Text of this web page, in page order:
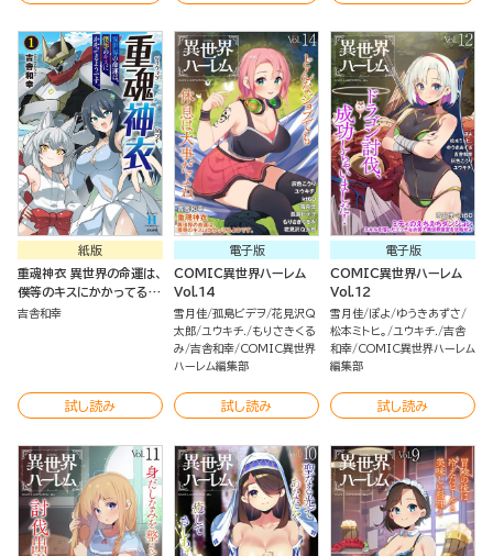
紙版
重魂神衣 異世界の命運は、
僕等のキスにかかってるよ
うです。 （1）
吉舎和幸
試し読み
電子版
COMIC異世界ハーレム
Vol.14
雪月佳 孤島ビデヲ 花見沢Q
太郎 ユウキチ.
もりさきくる
み 吉舎和幸 COMIC異世界
ハーレム編集部
試し読み
電子版
COMIC異世界ハーレム
Vol.12
雪月佳 ぽよ
ゆうきあずさ
松本ミトヒ。
ユウキチ. 吉舎
和幸 COMIC異世界ハーレム
編集部
試し読み